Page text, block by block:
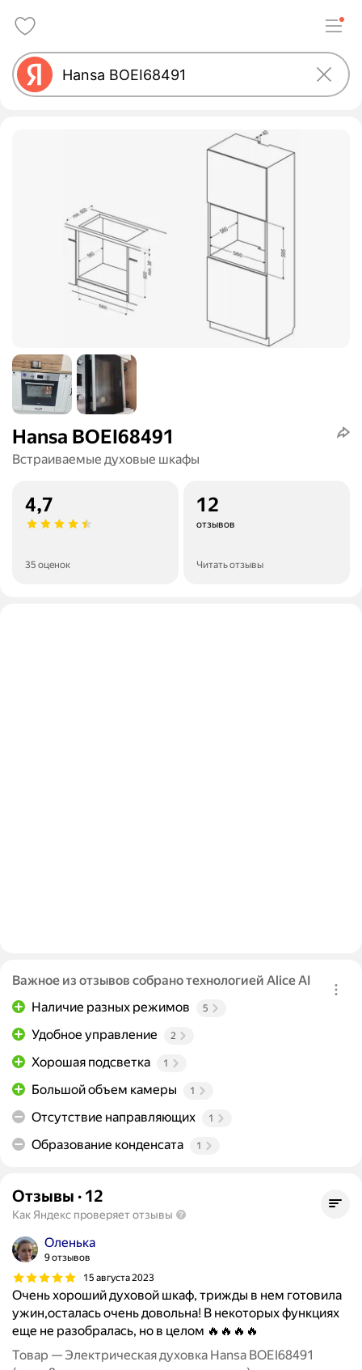
Hansa BOEI68491
Встраиваемые духовые шкафы
4,7
35 оценок
12
отзывов
Читать отзывы
Важное из отзывов собрано технологией Alice AI
Наличие разных режимов
5
Удобное управление 2
Хорошая подсветка 1
Большой объем камеры 1
Отсутствие направляющих 1
Образование конденсата 1
Отзывы · 12
Как Яндекс проверяет отзывы
Оленька
9 отзывов
15 августа 2023
Очень хороший духовой шкаф, трижды в нем готовила
ужин,осталась очень довольна! В некоторых функциях
еще не разобралась, но в целом 🔥🔥🔥🔥
Товар — Электрическая духовка Hansa BOEI68491